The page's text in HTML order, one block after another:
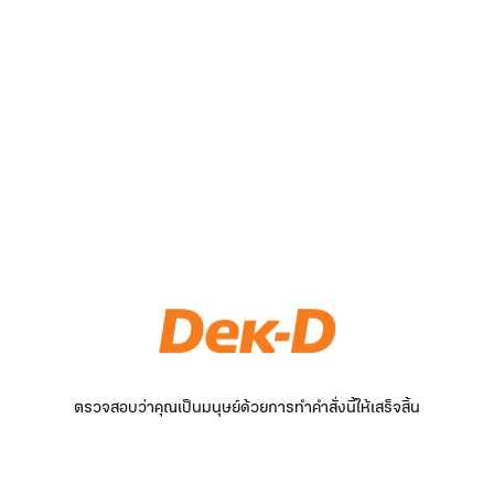
ตรวจสอบว่าคุณเป็นมนุษย์ด้วยการทำคำสั่งนี้ให้เสร็จสิ้น